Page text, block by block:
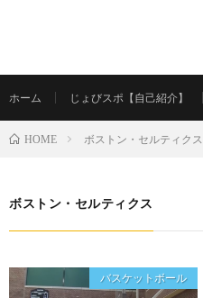
ホーム じょびスポ【自己紹介】
HOME ボストン・セルティクス
ボストン・セルティクス
バスケットボール